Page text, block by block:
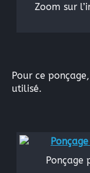
Zoom sur
Pour ce
utilisé.
Ponçage